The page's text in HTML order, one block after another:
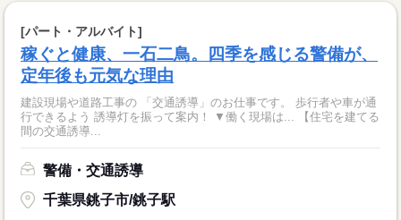
[パート・アルバイト]
稼ぐと健康、一石二鳥。四季を感じる警備が、
定年後も元気な理由
建設現場や道路工事の 「交通誘導」のお仕事です。 歩行者や車が通
行できるよう 誘導灯を振って案内！ ▼働く現場は... 【住宅を建てる
間の交通誘導...
警備・交通誘導
千葉県銚子市/銚子駅